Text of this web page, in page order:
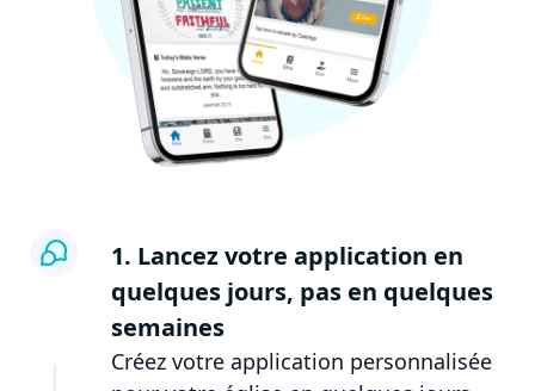
1. Lancez votre application en
quelques jours, pas en quelques
semaines
Créez votre application personnalisée